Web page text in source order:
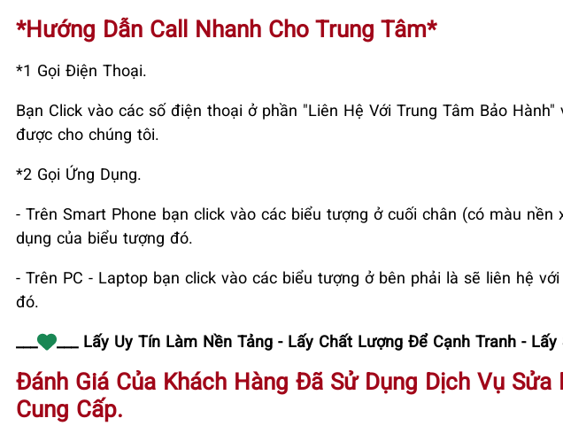
*Hướng Dẫn Call Nhanh Cho Trung Tâm*
*1 Gọi Điện Thoại.
Bạn Click vào các số điện thoại ở phần "Liên Hệ Với Trung Tâm Bảo Hành"
được cho chúng tôi.
*2 Gọi Ứng Dụng.
- Trên Smart Phone bạn click vào các biểu tượng ở cuối chân (có màu
dụng của biểu tượng đó.
- Trên PC - Laptop bạn click vào các biểu tượng ở bên phải là sẽ liên hệ
đó.
___
___ Lấy Uy Tín Làm Nền Tảng - Lấy Chất Lượng Để Cạnh Tranh -
Đánh Giá Của Khách Hàng Đã Sử Dụng Dịch Vụ Sửa
Cung Cấp.